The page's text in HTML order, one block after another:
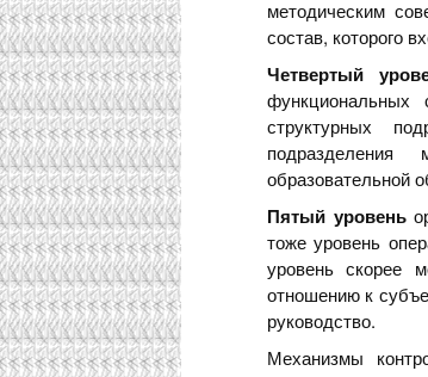
методическим
состав, которого
Четвертый
функциональных
структурных
образовательной
Пятый уровень
тоже уровень
уровень скорее
отношению к
руководство.
Механизмы